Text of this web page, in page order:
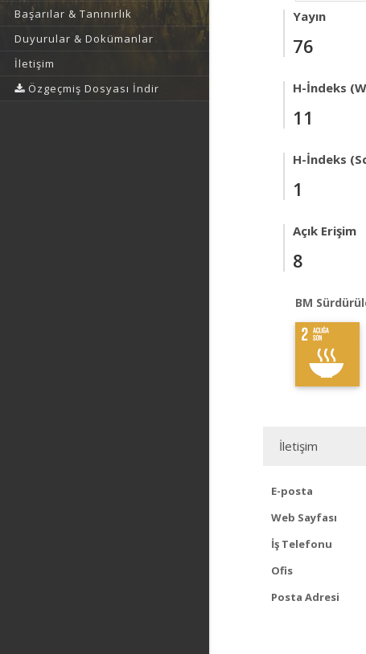
Başarılar & Tanınırlık
Duyurular & Dokümanlar
İletişim
Özgeçmiş Dosyası İndir
Yayın
76
H-İndeks
11
H-İndeks
1
Açık Erişim
8
BM
İletişim
E-posta
Web Sayfası
İş Telefonu
Ofis
Posta Adresi